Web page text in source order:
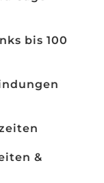
bis 100
&